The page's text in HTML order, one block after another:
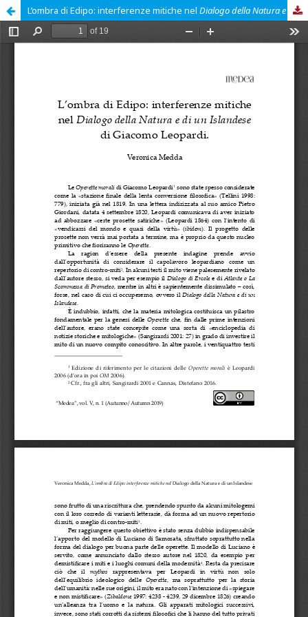
L’ombra di Edipo: interferenze mitiche nel Dialogo della Natura e di un Islandese